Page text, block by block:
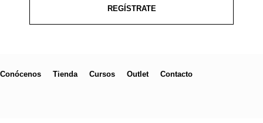
REGÍSTRATE
Conócenos Tienda Cursos Outlet Contacto